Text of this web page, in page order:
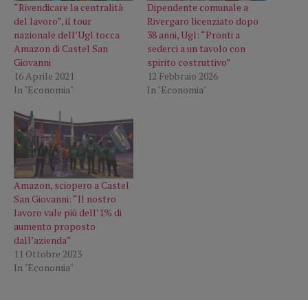
“Rivendicare la centralità
del lavoro”, il tour
nazionale dell’Ugl tocca
Amazon di Castel San
Giovanni
16 Aprile 2021
In "Economia"
Dipendente comunale a
Rivergaro licenziato dopo
38 anni, Ugl: “Pronti a
sederci a un tavolo con
spirito costruttivo”
12 Febbraio 2026
In "Economia"
Amazon, sciopero a Castel
San Giovanni: “Il nostro
lavoro vale più dell’1% di
aumento proposto
dall’azienda”
11 Ottobre 2023
In "Economia"